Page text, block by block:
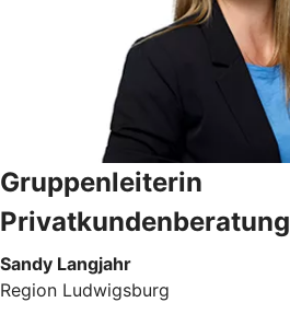
Gruppenleiterin
Privatkundenberatung
Sandy Langjahr
Region Ludwigsburg